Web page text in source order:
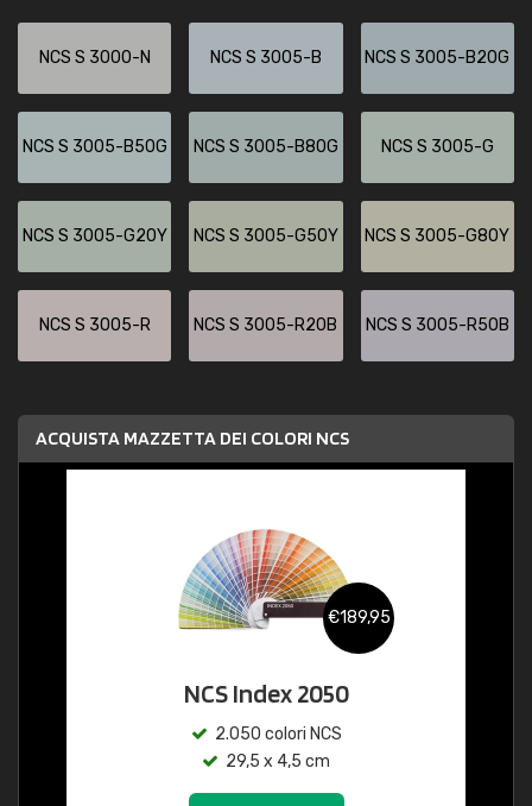
NCS S 3000-N NCS S 3005-B NCS S 3005-B20G
NCS S 3005-B50G NCS S 3005-B80G NCS S 3005-G
NCS S 3005-G20Y NCS S 3005-G50Y NCS S 3005-G80Y
NCS S 3005-R NCS S 3005-R20B NCS S 3005-R50B
ACQUISTA MAZZETTA DEI COLORI NCS
€189,95
NCS Index 2050
2.050 colori NCS
29,5 x 4,5 cm